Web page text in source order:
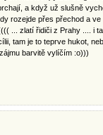
a když už slušně
rozejde přes přechod a
... zlatí řidiči z Prahy .... i
tam je to teprve hukot,
barvitě vylíčím :o)))